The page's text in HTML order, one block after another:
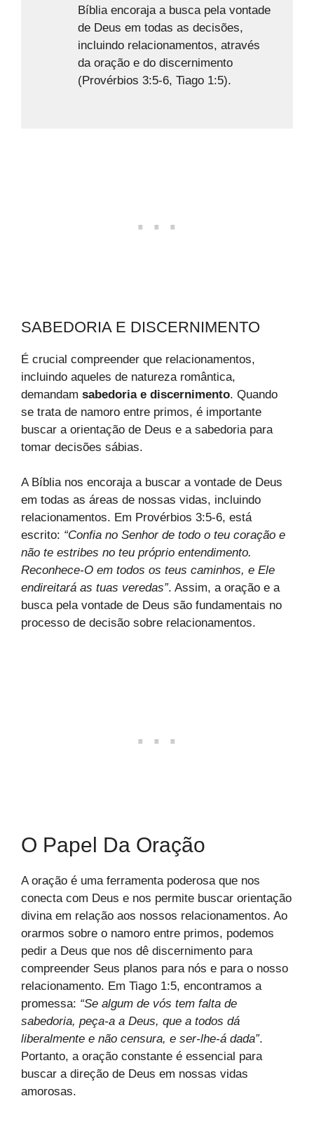
Bíblia encoraja a busca pela vontade
de Deus em todas as decisões,
incluindo relacionamentos, através
da oração e do discernimento
(Provérbios 3:5-6, Tiago 1:5).
SABEDORIA E DISCERNIMENTO
É crucial compreender que relacionamentos,
incluindo aqueles de natureza romântica,
demandam sabedoria e discernimento. Quando
se trata de namoro entre primos, é importante
buscar a orientação de Deus e a sabedoria para
tomar decisões sábias.
A Bíblia nos encoraja a buscar a vontade de Deus
em todas as áreas de nossas vidas, incluindo
relacionamentos. Em Provérbios 3:5-6, está
escrito: “Confia no Senhor de todo o teu coração e
não te estribes no teu próprio entendimento.
Reconhece-O em todos os teus caminhos, e Ele
endireitará as tuas veredas”. Assim, a oração e a
busca pela vontade de Deus são fundamentais no
processo de decisão sobre relacionamentos.
O Papel Da Oração
A oração é uma ferramenta poderosa que nos
conecta com Deus e nos permite buscar orientação
divina em relação aos nossos relacionamentos. Ao
orarmos sobre o namoro entre primos, podemos
pedir a Deus que nos dê discernimento para
compreender Seus planos para nós e para o nosso
relacionamento. Em Tiago 1:5, encontramos a
promessa: “Se algum de vós tem falta de
sabedoria, peça-a a Deus, que a todos dá
liberalmente e não censura, e ser-lhe-á dada”.
Portanto, a oração constante é essencial para
buscar a direção de Deus em nossas vidas
amorosas.